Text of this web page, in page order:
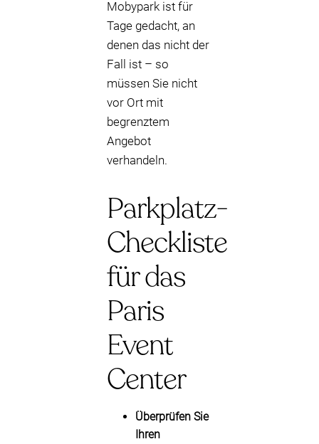
Mobypark ist für
Tage gedacht, an
denen das nicht der
Fall ist – so
müssen Sie nicht
vor Ort mit
begrenztem
Angebot
verhandeln.
Parkplatz-
Checkliste
für das
Paris
Event
Center
Überprüfen Sie
Ihren